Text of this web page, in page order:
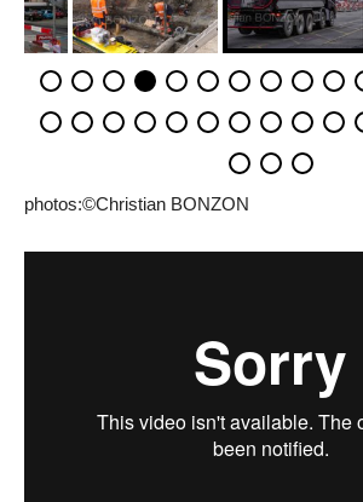
photos:©Christian BONZON